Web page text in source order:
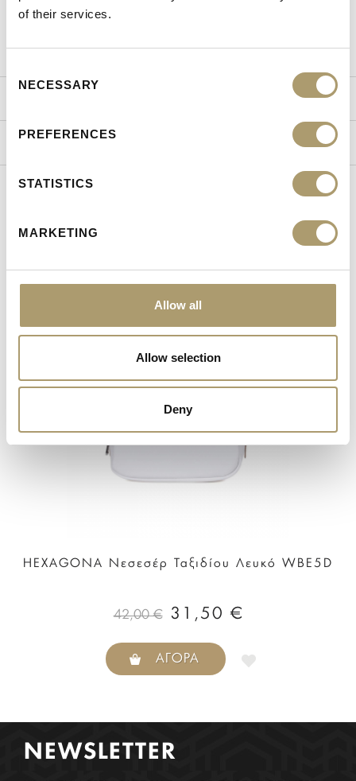
of their services.
Selection
NECESSARY
PREFERENCES
STATISTICS
MARKETING
Allow all
Allow selection
Deny
ΠΟΛΙΤΙΚΗ ΕΠΙΣΤΡΟΦΩΝ
HEXAGONA Νεσεσέρ Ταξιδίου Λευκό WBE5D
42,00 € 31,50 €
ΑΓΟΡΆ
NEWSLETTER